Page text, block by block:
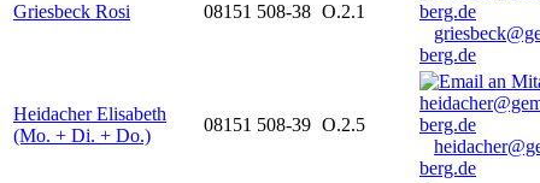
Griesbeck Rosi 08151 508-38 O.2.1
berg.de
Heidacher Elisabeth
(Mo. + Di. + Do.)
08151 508-39 O.2.5
berg.de